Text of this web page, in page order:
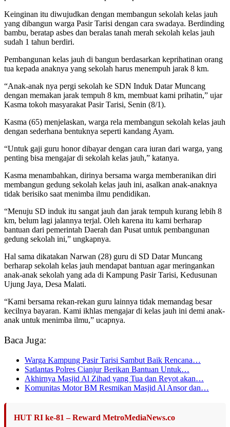
Keinginan itu diwujudkan dengan membangun sekolah kelas jauh
yang dibangun warga Pasir Tarisi dengan cara swadaya. Berdinding
bambu, beratap asbes dan beralas tanah merah sekolah kelas jauh
sudah 1 tahun berdiri.
Pembangunan kelas jauh di bangun berdasarkan keprihatinan orang
tua kepada anaknya yang sekolah harus menempuh jarak 8 km.
“Anak-anak nya pergi sekolah ke SDN Induk Datar Muncang
dengan memakan jarak tempuh 8 km, membuat kami prihatin,” ujar
Kasma tokoh masyarakat Pasir Tarisi, Senin (8/1).
Kasma (65) menjelaskan, warga rela membangun sekolah kelas jauh
dengan sederhana bentuknya seperti kandang Ayam.
“Untuk gaji guru honor dibayar dengan cara iuran dari warga, yang
penting bisa mengajar di sekolah kelas jauh,” katanya.
Kasma menambahkan, dirinya bersama warga memberanikan diri
membangun gedung sekolah kelas jauh ini, asalkan anak-anaknya
tidak berisiko saat menimba ilmu pendidikan.
“Menuju SD induk itu sangat jauh dan jarak tempuh kurang lebih 8
km, belum lagi jalannya terjal. Oleh karena itu kami berharap
bantuan dari pemerintah Daerah dan Pusat untuk pembangunan
gedung sekolah ini,” ungkapnya.
Hal sama dikatakan Narwan (28) guru di SD Datar Muncang
berharap sekolah kelas jauh mendapat bantuan agar meringankan
anak-anak sekolah yang ada di Kampung Pasir Tarisi, Kedusunan
Ujung Jaya, Desa Malati.
“Kami bersama rekan-rekan guru lainnya tidak memandag besar
kecilnya bayaran. Kami ikhlas mengajar di kelas jauh ini demi anak-
anak untuk menimba ilmu,” ucapnya.
Baca Juga:
Warga Kampung Pasir Tarisi Sambut Baik Rencana…
Satlantas Polres Cianjur Berikan Bantuan Untuk…
Akhirnya Masjid Al Zihad yang Tua dan Reyot akan…
Komunitas Motor BM Resmikan Masjid Al Ansor dan…
HUT RI ke-81 – Reward MetroMediaNews.co